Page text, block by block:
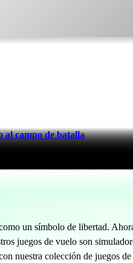
al campo de batalla
un símbolo de libertad.
juegos de vuelo son
nuestra colección de juegos